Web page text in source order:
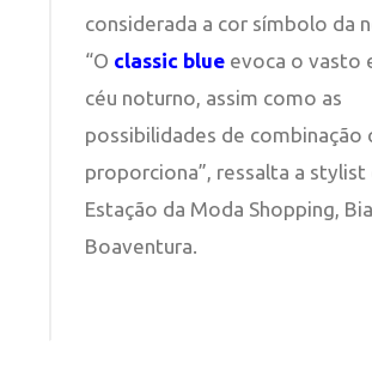
considerada a cor símbolo da
“O classic blueevoca o vasto
céu noturno, assim como as
possibilidades de combinação
proporciona”, ressalta a stylist
Estação da Moda Shopping, Bia
Boaventura.